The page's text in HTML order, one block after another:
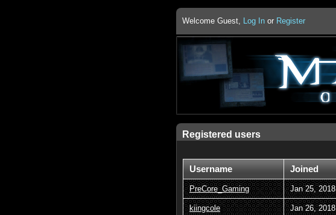
Welcome Guest, Log In or Register
Registered users
Username Joined
PreCore_Gaming Jan 25, 2018
kiingcole Jan 26, 2018